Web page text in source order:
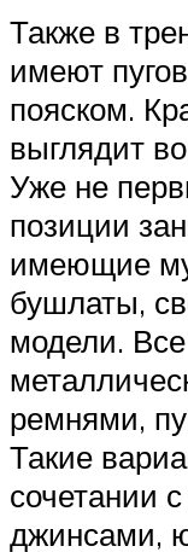
Также в
имеют
пояском.
выглядит
Уже не
позиции
имеющие
бушлаты,
модели.
ремнями,
Такие
сочетании
джинсами,